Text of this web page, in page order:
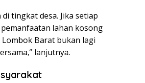
tingkat desa. Jika setiap
lahan kosong
Barat bukan lagi
lanjutnya.